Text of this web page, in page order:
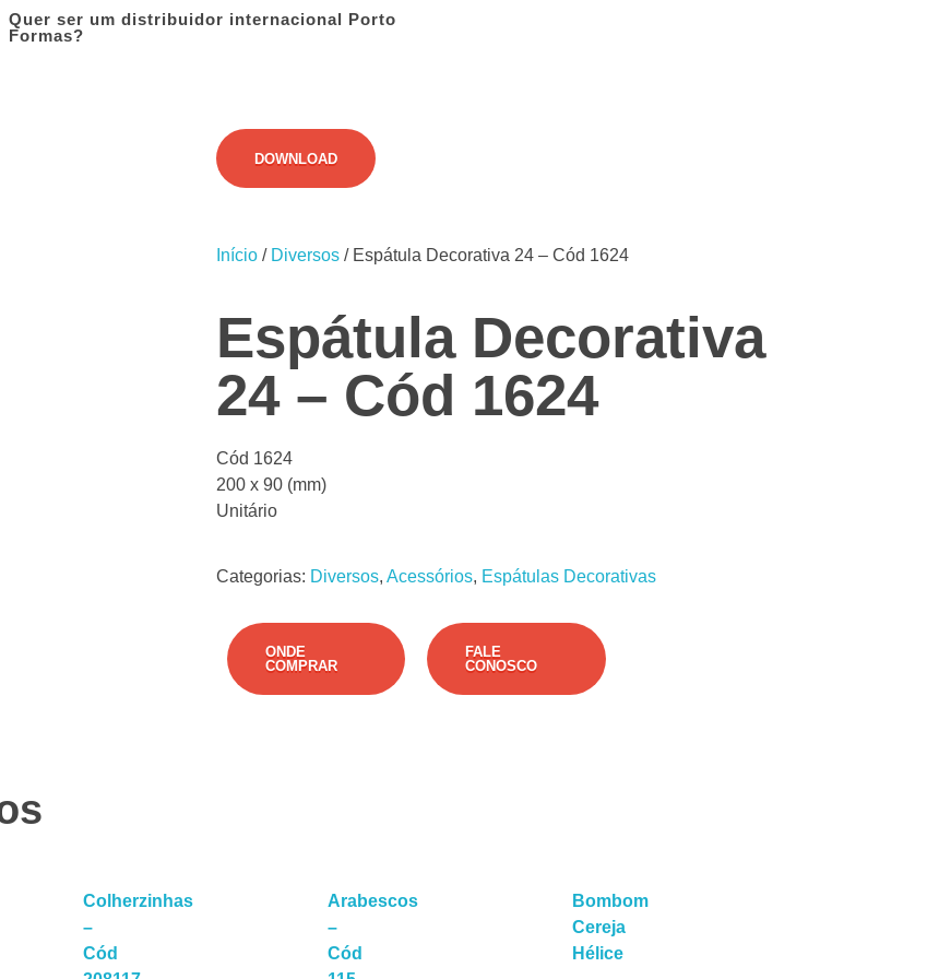
Quer ser um distribuidor internacional Porto
Formas?
DOWNLOAD
Início / Diversos / Espátula Decorativa 24 – Cód 1624
Espátula Decorativa
24 – Cód 1624
Cód 1624
200 x 90 (mm)
Unitário
Categorias: Diversos, Acessórios, Espátulas Decorativas
ONDE
COMPRAR
FALE
CONOSCO
Colherzinhas
–
Cód
Arabescos
–
Cód
Bombom
Cereja
Hélice